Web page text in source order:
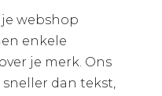
webshop
enkele
je merk. Ons
dan tekst,